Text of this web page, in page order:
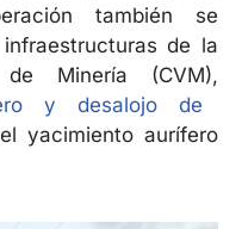
también se
de la
de Minería (CVM),
y desalojo de
yacimiento aurífero